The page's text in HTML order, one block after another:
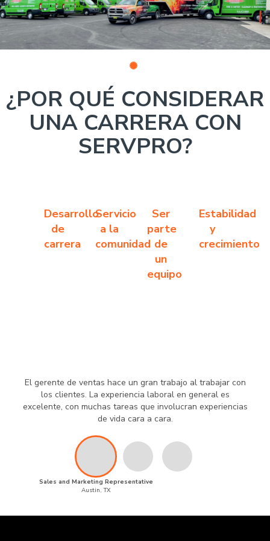
¿POR QUÉ CONSIDERAR
UNA CARRERA CON
SERVPRO?
Desarrollo
de
carrera
Servicio
a la
comunidad
Ser
parte
de
un
equipo
Estabilidad
y
crecimiento
El gerente de ventas hace un gran trabajo al trabajar con
los clientes. La experiencia laboral en general es
excelente, con muchas tareas que involucran experiencias
de vida cara a cara.
Sales and Marketing Representative
Austin, TX